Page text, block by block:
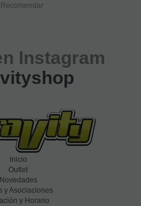
Recomendar
Instagram
Inicio
Outlet
Novedades
y Asociaciones
y Horario